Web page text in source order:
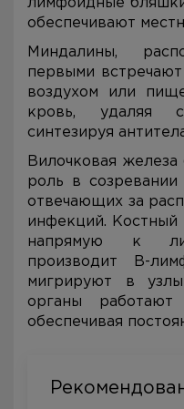
лимфоидные
обеспечивают
Миндалины,
первыми
воздухом или
кровь, удаляя
синтезируя
Вилочковая
роль в
отвечающих за
инфекций. Костный
напрямую к
производит В-
мигрируют в
органы
обеспечивая